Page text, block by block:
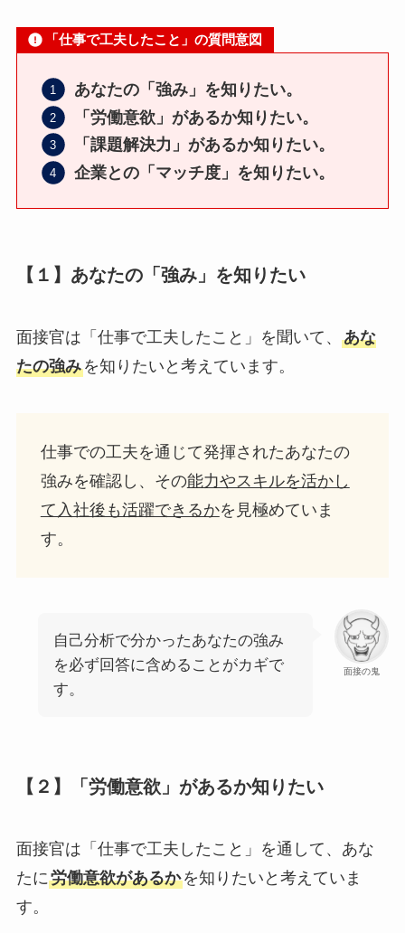
「仕事で工夫したこと」の質問意図
あなたの「強み」を知りたい。
「労働意欲」があるか知りたい。
「課題解決力」があるか知りたい。
企業との「マッチ度」を知りたい。
【１】あなたの「強み」を知りたい
面接官は「仕事で工夫したこと」を聞いて、 あな
たの強みを知りたいと考えています。
仕事での工夫を通じて発揮されたあなたの
強みを確認し、その能力やスキルを活かし
て入社後も活躍できるかを見極めていま
す。
面接の鬼
自己分析で分かったあなたの強み
を必ず回答に含めることがカギで
す。
【２】「労働意欲」があるか知りたい
面接官は「仕事で工夫したこと」を通して、あな
たに労働意欲があるかを知りたいと考えていま
す。